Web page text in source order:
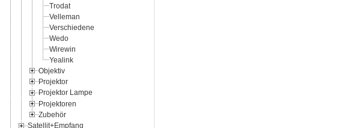
Trodat
Velleman
Verschiedene
Wedo
Wirewin
Yealink
Objektiv
Projektor
Projektor Lampe
Projektoren
Zubehör
Satellit+Empfang